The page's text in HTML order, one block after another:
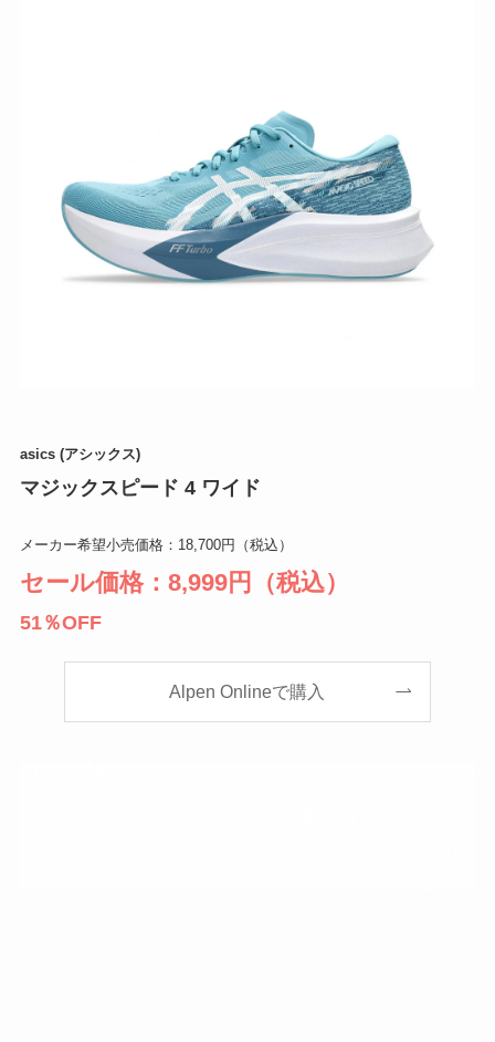
asics (アシックス)
マジックスピード 4 ワイド
メーカー希望小売価格：18,700円（税込）
セール価格：8,999円（税込）
51％OFF
Alpen Onlineで購入